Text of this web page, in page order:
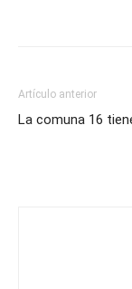
Artículo anterior
La comuna 16